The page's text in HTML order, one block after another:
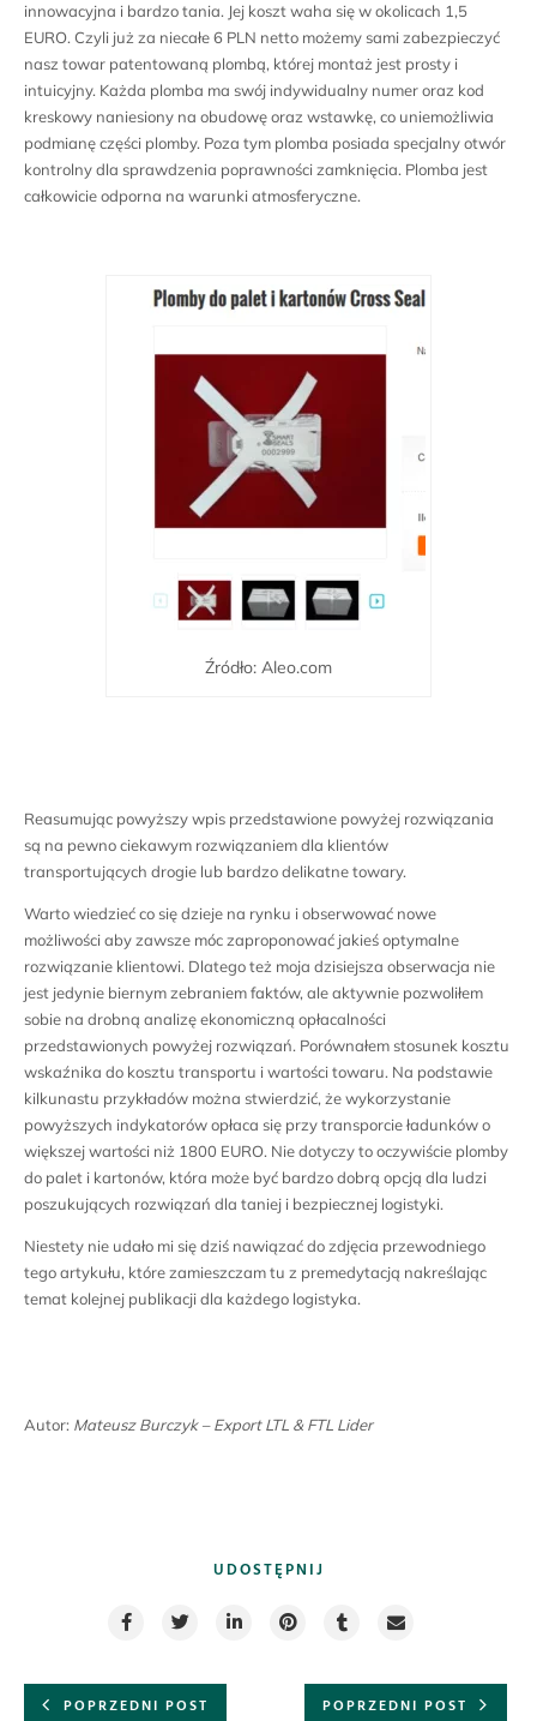
innowacyjna i bardzo tania. Jej koszt waha się w okolicach 1,5
EURO. Czyli już za niecałe 6 PLN netto możemy sami zabezpieczyć
nasz towar patentowaną plombą, której montaż jest prosty i
intuicyjny. Każda plomba ma swój indywidualny numer oraz kod
kreskowy naniesiony na obudowę oraz wstawkę, co uniemożliwia
podmianę części plomby. Poza tym plomba posiada specjalny otwór
kontrolny dla sprawdzenia poprawności zamknięcia. Plomba jest
całkowicie odporna na warunki atmosferyczne.
Źródło: Aleo.com
Reasumując powyższy wpis przedstawione powyżej rozwiązania
są na pewno ciekawym rozwiązaniem dla klientów
transportujących drogie lub bardzo delikatne towary.
Warto wiedzieć co się dzieje na rynku i obserwować nowe
możliwości aby zawsze móc zaproponować jakieś optymalne
rozwiązanie klientowi. Dlatego też moja dzisiejsza obserwacja nie
jest jedynie biernym zebraniem faktów, ale aktywnie pozwoliłem
sobie na drobną analizę ekonomiczną opłacalności
przedstawionych powyżej rozwiązań. Porównałem stosunek kosztu
wskaźnika do kosztu transportu i wartości towaru. Na podstawie
kilkunastu przykładów można stwierdzić, że wykorzystanie
powyższych indykatorów opłaca się przy transporcie ładunków o
większej wartości niż 1800 EURO. Nie dotyczy to oczywiście plomby
do palet i kartonów, która może być bardzo dobrą opcją dla ludzi
poszukujących rozwiązań dla taniej i bezpiecznej logistyki.
Niestety nie udało mi się dziś nawiązać do zdjęcia przewodniego
tego artykułu, które zamieszczam tu z premedytacją nakreślając
temat kolejnej publikacji dla każdego logistyka.
Autor: Mateusz Burczyk – Export LTL & FTL Lider
UDOSTĘPNIJ
POPRZEDNI POST POPRZEDNI POST